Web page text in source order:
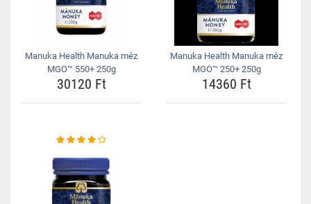
Manuka Health Manuka méz
MGO™ 550+ 250g
30120 Ft
Manuka Health Manuka méz
MGO™ 250+ 250g
14360 Ft